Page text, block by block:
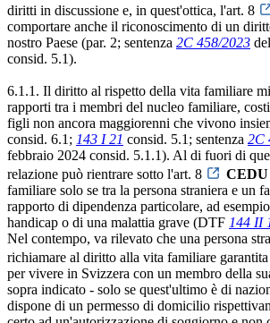
diritti in discussione e, in quest'ottica, l'art. 8
comportare anche il riconoscimento di un
nostro Paese (par. 2; sentenza 2C 458/2023
consid. 5.1).
6.1.1. Il diritto al rispetto della vita familiare
rapporti tra i membri del nucleo familiare,
figli non ancora maggiorenni che vivono
consid. 6.1; 143 I 21 consid. 5.1; sentenza 2C
febbraio 2024 consid. 5.1.1). Al di fuori di
relazione può rientrare sotto l'art. 8
CEDU
familiare solo se tra la persona straniera e un
rapporto di dipendenza particolare, ad
handicap o di una malattia grave (DTF 144 II
Nel contempo, va rilevato che una persona
richiamare al diritto alla vita familiare
per vivere in Svizzera con un membro della
sopra indicato - solo se quest'ultimo è di
dispone di un permesso di domicilio